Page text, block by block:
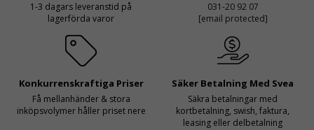
1-3 dagars leveranstid på
lagerförda varor
031-20 92 07
[email protected]
Konkurrenskraftiga Priser
Få mellanhänder & stora
inköpsvolymer håller priset nere
Säker Betalning Med Svea
Säkra betalningar med
kortbetalning, swish, faktura,
leasing eller delbetalning